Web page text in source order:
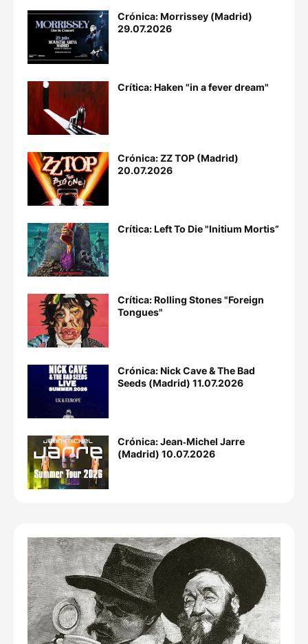
Crónica: Morrissey (Madrid)
29.07.2026
Crítica: Haken "in a fever dream"
Crónica: ZZ TOP (Madrid)
20.07.2026
Crítica: Left To Die "Initium Mortis”
Crítica: Rolling Stones "Foreign
Tongues"
Crónica: Nick Cave & The Bad
Seeds (Madrid) 11.07.2026
Crónica: Jean‐Michel Jarre
(Madrid) 10.07.2026